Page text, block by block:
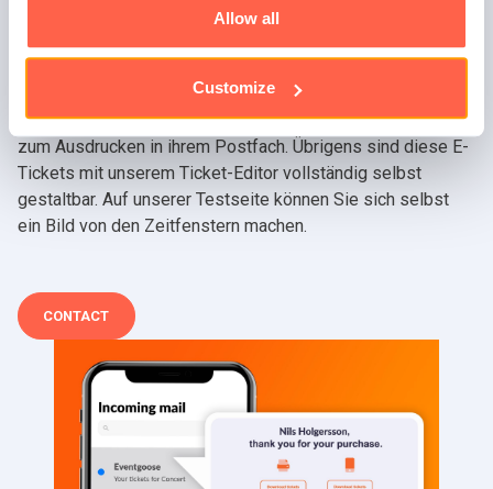
Allow all
Customize
mehr anklickbar und erhält eine andere Farbe. Dieses
für Mobilgeräte als auch für den Desktop entwickelt. Die
Besucher erhalten sofort eine Bestätigung mit der
Eintrittskarte in Form eines E-Tickets für das Handy und
zum Ausdrucken in ihrem Postfach. Übrigens sind diese E-
Tickets mit unserem Ticket-Editor vollständig selbst
gestaltbar. Auf unserer Testseite können Sie sich selbst
ein Bild von den Zeitfenstern machen.
CONTACT